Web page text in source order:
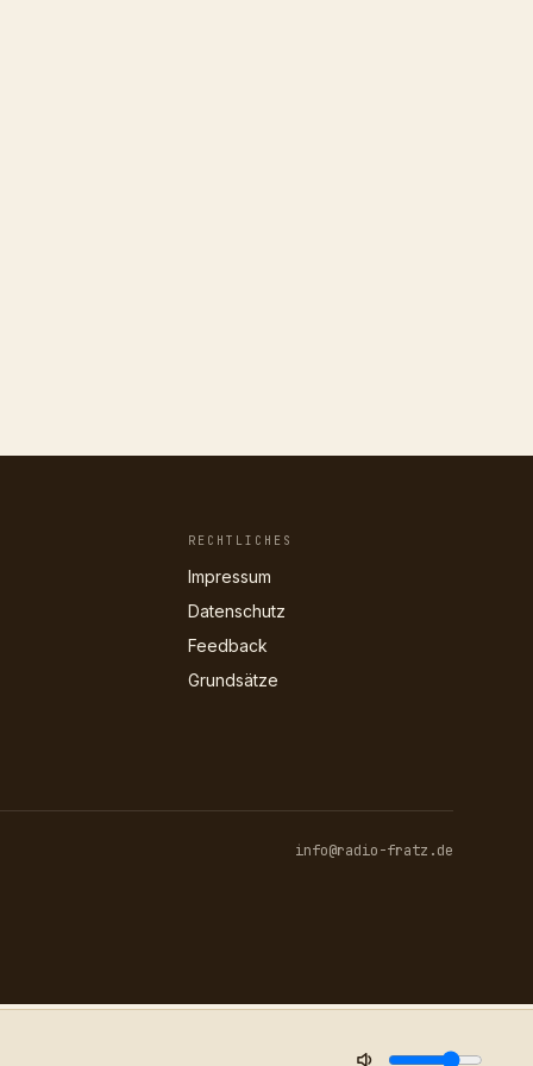
RECHTLICHES
Impressum
Datenschutz
Feedback
Grundsätze
info@radio-fratz.de